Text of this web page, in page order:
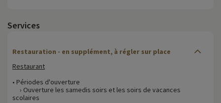
Services
Restauration - en supplément, à régler sur place
Restaurant
• Périodes d'ouverture
› Ouverture les samedis soirs et les soirs de vacances
scolaires